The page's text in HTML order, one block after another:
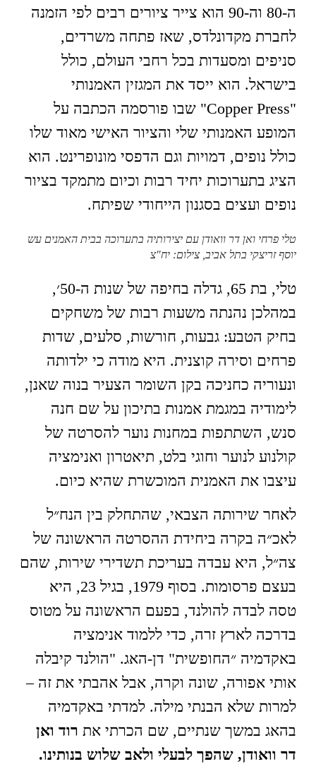
ה-80 וה-90 הוא צייר ציורים רבים לפי הזמנה
לחברת מקדונלדס, שאז פתחה משרדים,
סניפים ומסעדות בכל רחבי העולם, כולל
בישראל. הוא ייסד את המגזין האמנותי
"Copper Press" שבו פורסמה הכתבה על
המופע האמנותי שלי והציור האישי מאוד שלו
כולל נופים, דמויות וגם הדפסי מונופרינט. הוא
הציג בתערוכות יחיד רבות וכיום מתמקד בציור
נופים ועצים בסגנון הייחודי שפיתח.
טלי פרחי ואן דר וואודן עם יצירותיה בתערוכה בבית האמנים עש
יוסף זריצקי בתל אביב, צילום: יח"צ
טלי, בת 65, גדלה בחיפה של שנות ה-50׳,
במהלכן נהנתה משעות רבות של משחקים
בחיק הטבע: גבעות, חורשות, סלעים, שדות
פרחים וסירה קוצנית. היא מודה כי ילדותה
ונעוריה כחניכה בקן השומר הצעיר בנוה שאנן,
לימודיה במגמת אמנות בתיכון על שם חנה
סנש, השתתפות במחנות נוער להסרטה של
קולנוע לנוער וחוגי בלט, תיאטרון ואנימציה
עיצבו את האמנית המוכשרת שהיא כיום.
לאחר שירותה הצבאי, שהתחלק בין הנח״ל
לאכ״ה בקרה ביחידת ההסרטה הראשונה של
צה״ל, היא עבדה בעריכת תשדירי שירות, שהם
בעצם פרסומות. בסוף 1979, בגיל 23, היא
טסה לבדה להולנד, בפעם הראשונה על מטוס
בדרכה לארץ זרה, כדי ללמוד אנימציה
באקדמיה ״החופשית" דן-האג. "הולנד קיבלה
אותי אפורה, שונה וקרה, אבל אהבתי את זה –
למרות שלא הבנתי מילה. למדתי באקדמיה
בהאג במשך שנתיים, שם הכרתי את רוד ואן
דר וואודן, שהפך לבעלי ולאב שלוש בנותינו.